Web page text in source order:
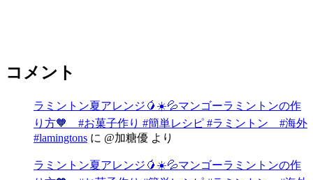
コメント
ラミントン夏アレンジ🥭☀️💦マンゴーラミントンの作
り方🧡 #お菓子作り #簡単レシピ #ラミントン #海外
#lamingtons に @加糖優 より
ラミントン夏アレンジ🥭☀️💦マンゴーラミントンの作